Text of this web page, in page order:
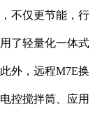
不仅更节能，行
了轻量化一体式
外，远程M7E换
控搅拌筒、应用